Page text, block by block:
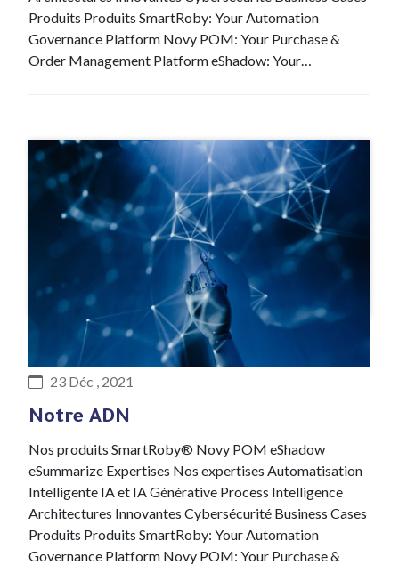
Produits Produits SmartRoby: Your Automation
Governance Platform Novy POM: Your Purchase &
Order Management Platform eShadow: Your…
23 Déc , 2021
Notre ADN
Nos produits SmartRoby® Novy POM eShadow
eSummarize Expertises Nos expertises Automatisation
Intelligente IA et IA Générative Process Intelligence
Architectures Innovantes Cybersécurité Business Cases
Produits Produits SmartRoby: Your Automation
Governance Platform Novy POM: Your Purchase &